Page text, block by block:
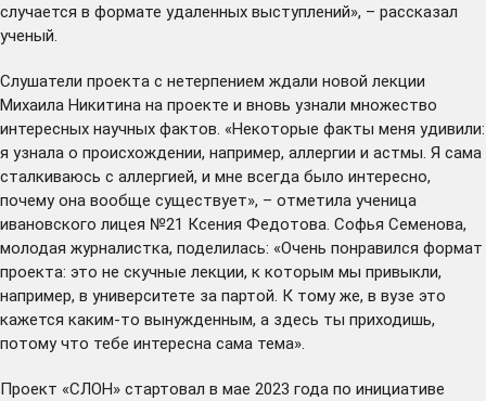
случается в формате удаленных выступлений», – рассказал
ученый.
Слушатели проекта с нетерпением ждали новой лекции
Михаила Никитина на проекте и вновь узнали множество
интересных научных фактов. «Некоторые факты меня удивили:
я узнала о происхождении, например, аллергии и астмы. Я сама
сталкиваюсь с аллергией, и мне всегда было интересно,
почему она вообще существует», – отметила ученица
ивановского лицея №21 Ксения Федотова. Софья Семенова,
молодая журналистка, поделилась: «Очень понравился формат
проекта: это не скучные лекции, к которым мы привыкли,
например, в университете за партой. К тому же, в вузе это
кажется каким-то вынужденным, а здесь ты приходишь,
потому что тебе интересна сама тема».
Проект «СЛОН» стартовал в мае 2023 года по инициативе